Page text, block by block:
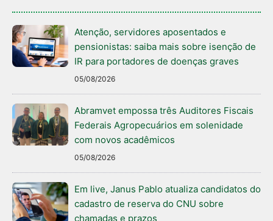
Atenção, servidores aposentados e
pensionistas: saiba mais sobre isenção de
IR para portadores de doenças graves
05/08/2026
Abramvet empossa três Auditores Fiscais
Federais Agropecuários em solenidade
com novos acadêmicos
05/08/2026
Em live, Janus Pablo atualiza candidatos do
cadastro de reserva do CNU sobre
chamadas e prazos